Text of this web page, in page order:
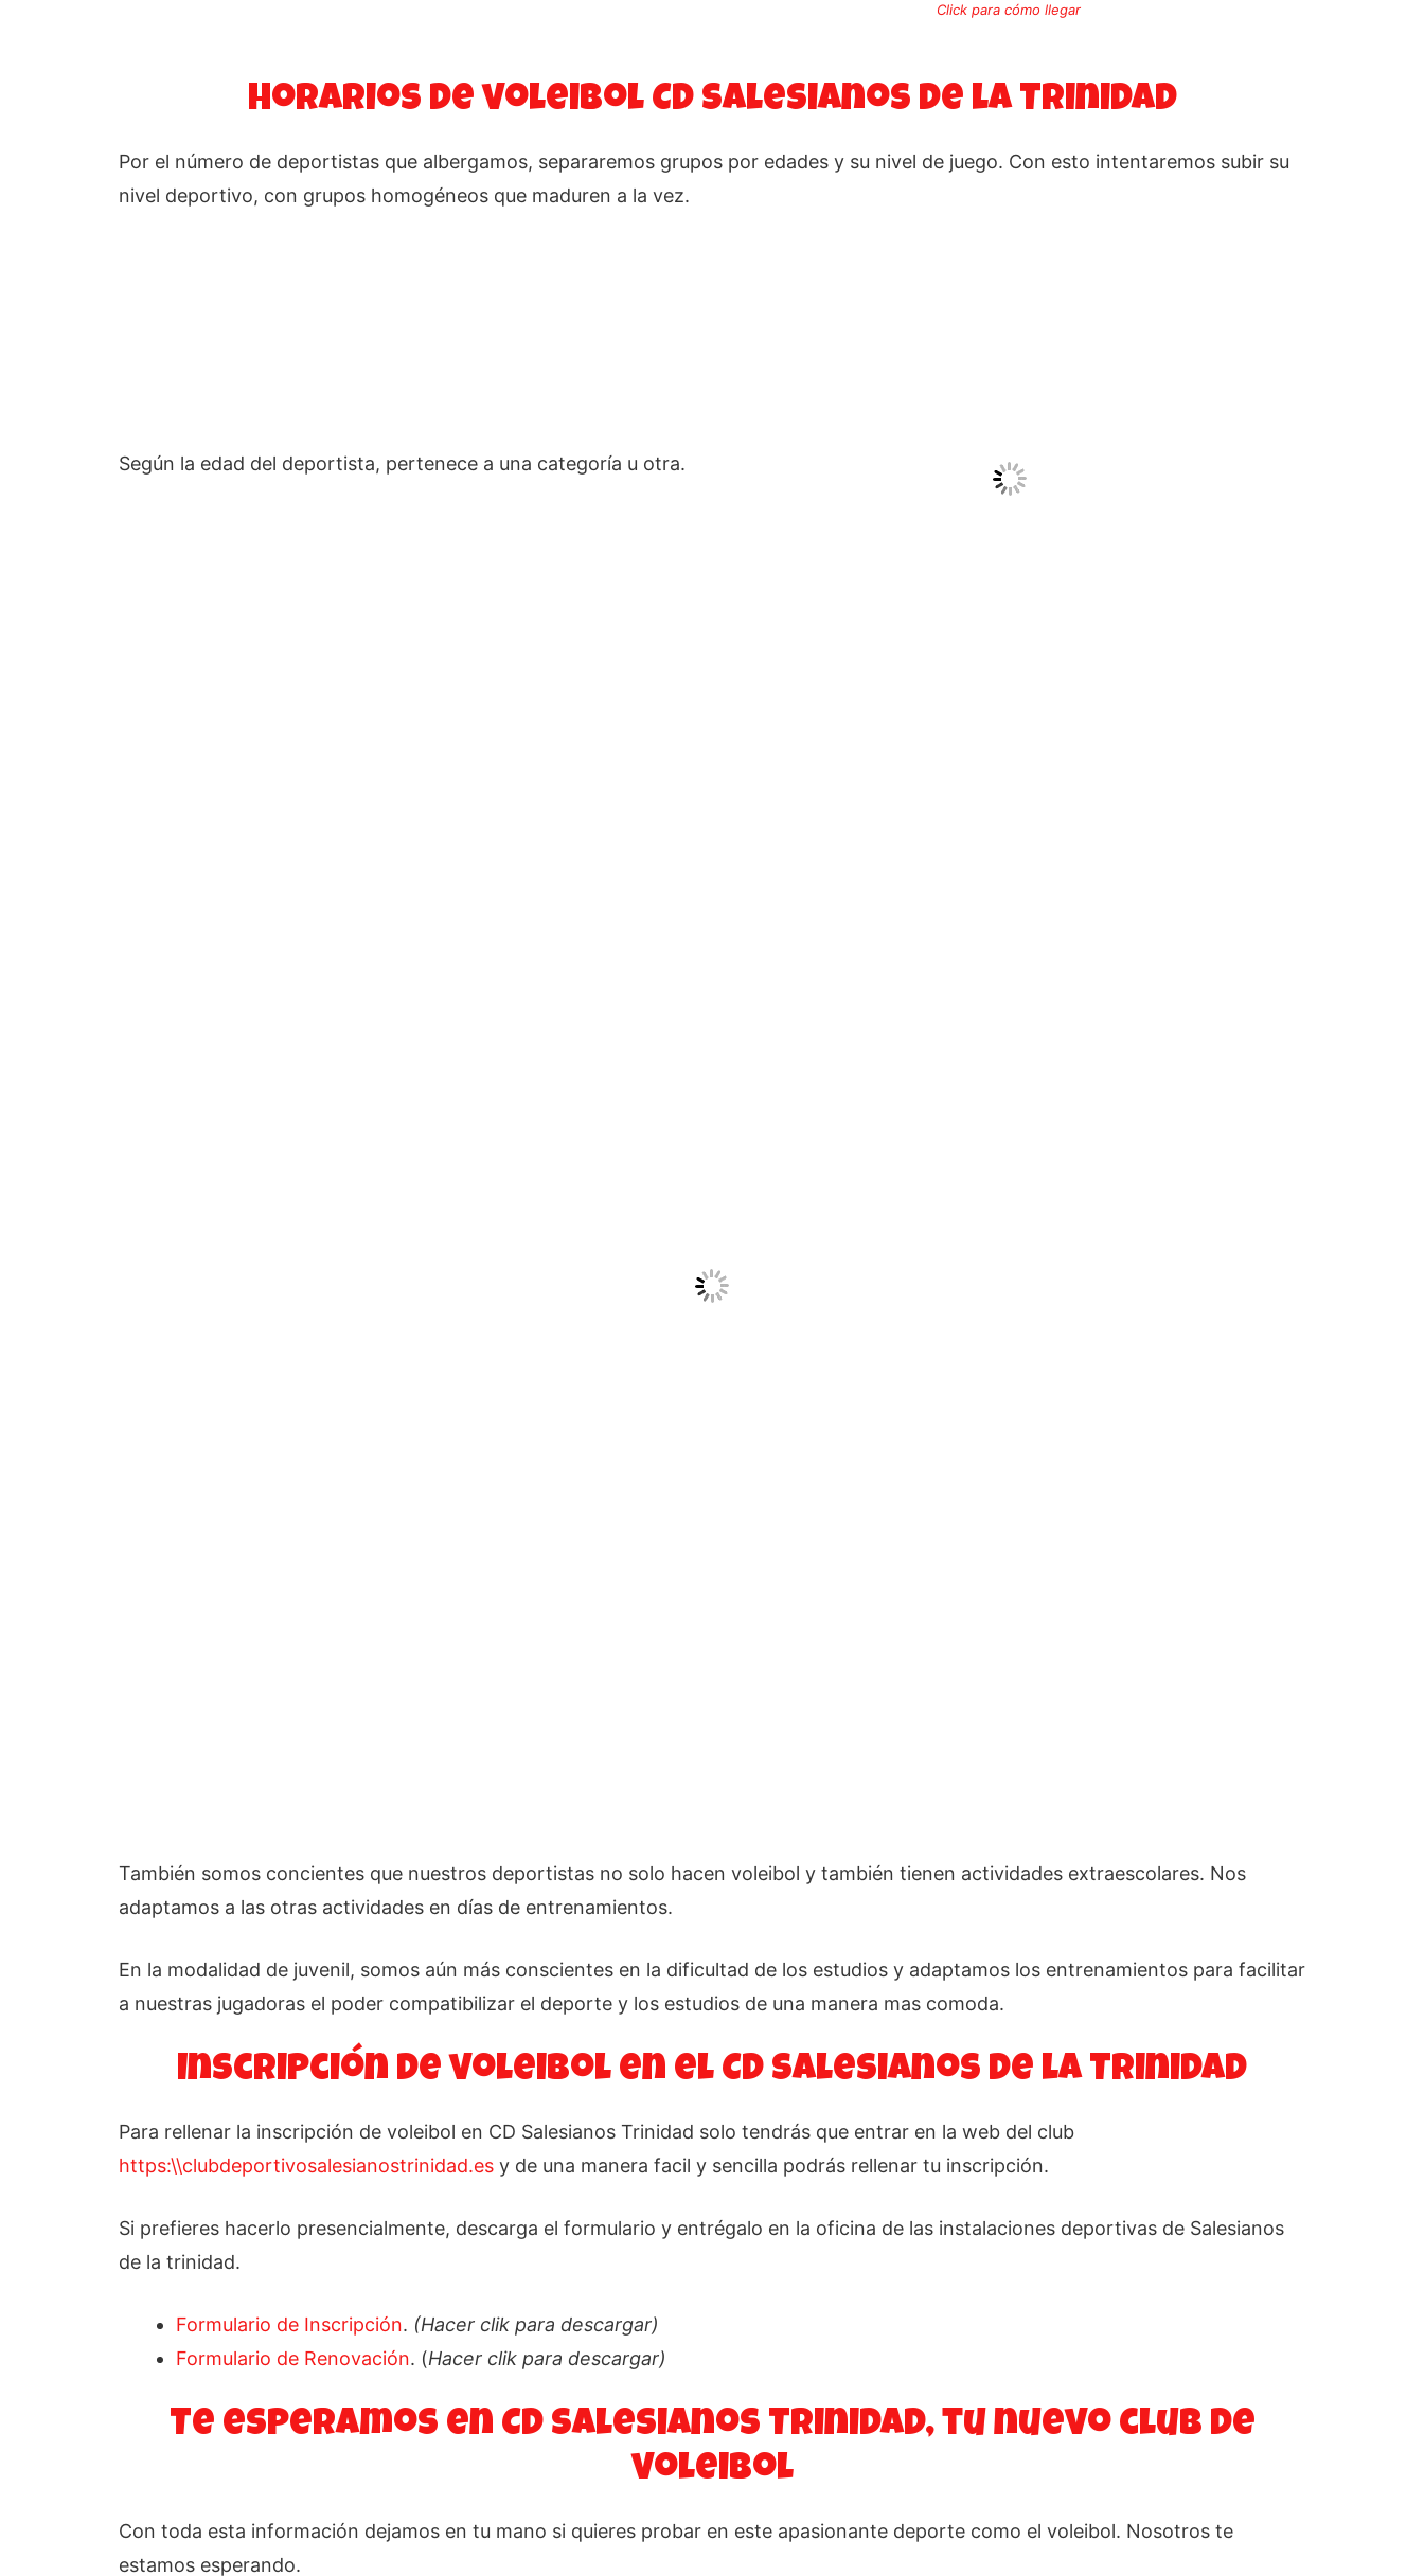
Click para cómo llegar
Horarios de voleibol CD Salesianos de la Trinidad
Por el número de deportistas que albergamos, separaremos grupos por edades y su nivel de juego. Con esto intentaremos subir su
nivel deportivo, con grupos homogéneos que maduren a la vez.
Según la edad del deportista, pertenece a una categoría u otra.
También somos concientes que nuestros deportistas no solo hacen voleibol y también tienen actividades extraescolares. Nos
adaptamos a las otras actividades en días de entrenamientos.
En la modalidad de juvenil, somos aún más conscientes en la dificultad de los estudios y adaptamos los entrenamientos para facilitar
a nuestras jugadoras el poder compatibilizar el deporte y los estudios de una manera mas comoda.
Inscripción de voleibol en el CD Salesianos de la Trinidad
Para rellenar la inscripción de voleibol en CD Salesianos Trinidad solo tendrás que entrar en la web del club
https:\\clubdeportivosalesianostrinidad.es y de una manera facil y sencilla podrás rellenar tu inscripción.
Si prefieres hacerlo presencialmente, descarga el formulario y entrégalo en la oficina de las instalaciones deportivas de Salesianos
de la trinidad.
Formulario de Inscripción. (Hacer clik para descargar)
Formulario de Renovación. (Hacer clik para descargar)
Te esperamos en CD Salesianos Trinidad, tu nuevo club de
voleibol
Con toda esta información dejamos en tu mano si quieres probar en este apasionante deporte como el voleibol. Nosotros te
estamos esperando.